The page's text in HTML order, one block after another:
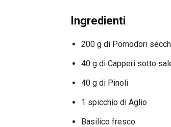
Ingredienti
200 g di Pomodori
40 g di Capperi sotto
40 g di Pinoli
1 spicchio di Aglio
Basilico fresco